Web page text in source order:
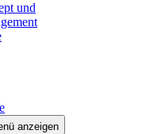
und
anzeigen